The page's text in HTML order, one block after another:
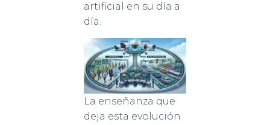
artificial en su día a
día.
La enseñanza que
deja esta evolución